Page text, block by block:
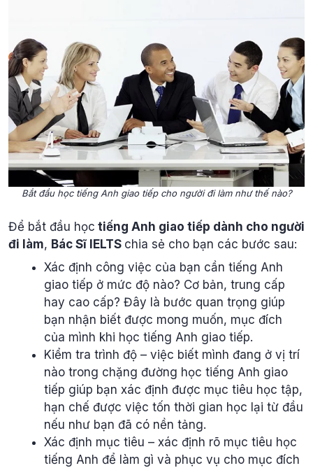
Bắt đầu học tiếng Anh giao tiếp cho người đi làm như thế nào?
Để bắt đầu học tiếng Anh giao tiếp dành cho người
đi làm, Bác Sĩ IELTS chia sẻ cho bạn các bước sau:
Xác định công việc của bạn cần tiếng Anh
giao tiếp ở mức độ nào? Cơ bản, trung cấp
hay cao cấp? Đây là bước quan trọng giúp
bạn nhận biết được mong muốn, mục đích
của mình khi học tiếng Anh giao tiếp.
Kiểm tra trình độ – việc biết mình đang ở vị trí
nào trong chặng đường học tiếng Anh giao
tiếp giúp bạn xác định được mục tiêu học tập,
hạn chế được việc tốn thời gian học lại từ đầu
nếu như bạn đã có nền tảng.
Xác định mục tiêu – xác định rõ mục tiêu học
tiếng Anh để làm gì và phục vụ cho mục đích